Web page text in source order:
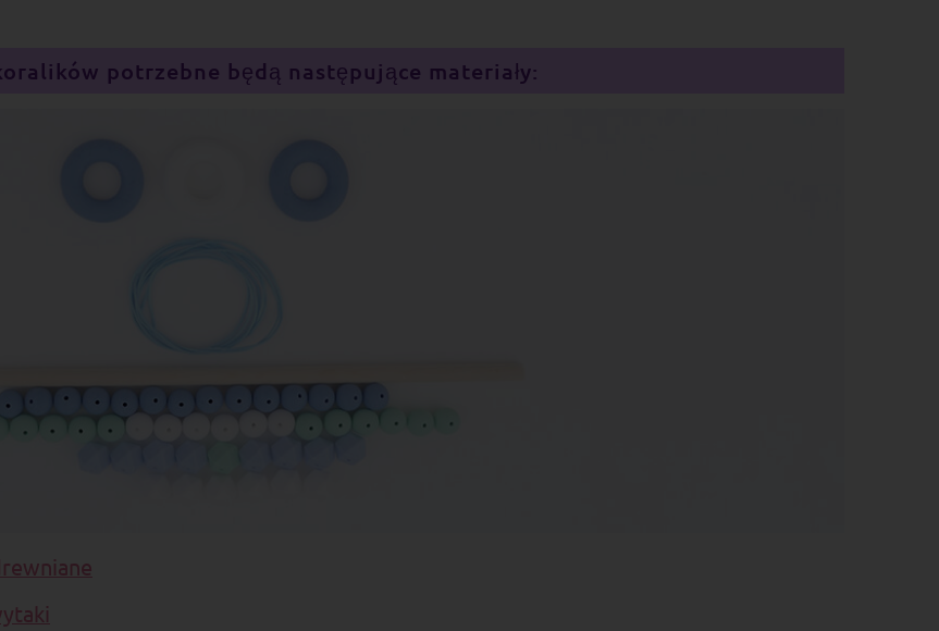
potrzebne będą następujące materiały: